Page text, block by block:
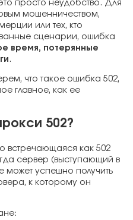
просто неудобство. Для
мошенничеством,
или тех, кто
сценарии, ошибка
время, потерянные
.
что такое ошибка 502,
главное, как ее
502?
встречающаяся как 502
сервер (выступающий в
может успешно получить
к которому он